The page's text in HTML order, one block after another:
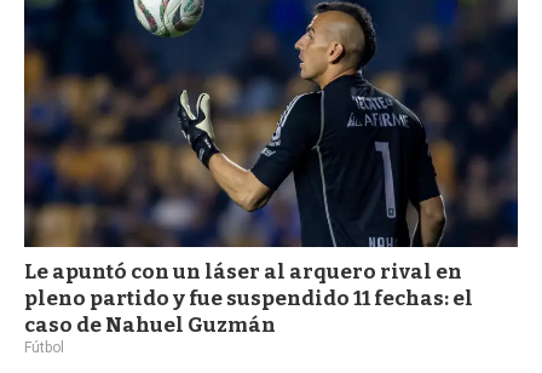
Le apuntó con un láser al arquero rival en
pleno partido y fue suspendido 11 fechas: el
caso de Nahuel Guzmán
Fútbol